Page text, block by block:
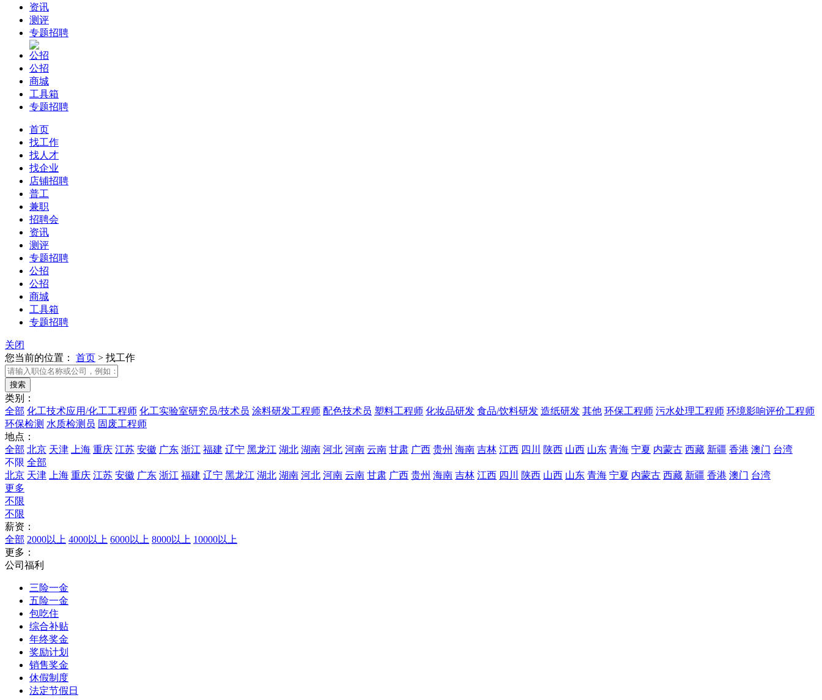
资讯
测评
专题招聘
公招
公招
商城
工具箱
专题招聘
首页
找工作
找人才
找企业
店铺招聘
普工
兼职
招聘会
资讯
测评
专题招聘
公招
公招
商城
工具箱
专题招聘
关闭
您当前的位置： 首页 > 找工作
类别：
全部 化工技术应用/化工工程师 化工实验室研究员/技术员 涂料研发工程师 配色技术员 塑料工程师 化妆品研发 食品/饮料研发 造纸研发 其他 环保工程师 污水处理工程师 环境影响评价工程师
环保检测 水质检测员 固废工程师
地点：
全部 北京 天津 上海 重庆 江苏 安徽 广东 浙江 福建 辽宁 黑龙江 湖北 湖南 河北 河南 云南 甘肃 广西 贵州 海南 吉林 江西 四川 陕西 山西 山东 青海 宁夏 内蒙古 西藏 新疆 香港 澳门 台湾
不限 全部
北京 天津 上海 重庆 江苏 安徽 广东 浙江 福建 辽宁 黑龙江 湖北 湖南 河北 河南 云南 甘肃 广西 贵州 海南 吉林 江西 四川 陕西 山西 山东 青海 宁夏 内蒙古 西藏 新疆 香港 澳门 台湾
更多
不限
不限
薪资：
全部 2000以上 4000以上 6000以上 8000以上 10000以上
更多：
公司福利
三险一金
五险一金
包吃住
综合补贴
年终奖金
奖励计划
销售奖金
休假制度
法定节假日